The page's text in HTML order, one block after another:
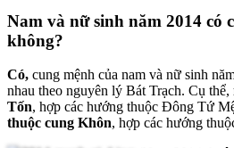
Nam và nữ sinh năm 2014 có
không?
Có, cung mệnh của nam và nữ sinh
nhau theo nguyên lý Bát Trạch. Cụ thể,
Tốn, hợp các hướng thuộc Đông Tứ
thuộc cung Khôn, hợp các hướng